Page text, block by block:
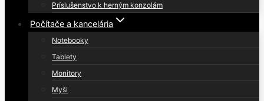
Príslušenstvo k herným konzolám
Počítače a kancelária
Notebooky
Tablety
Monitory
Myši